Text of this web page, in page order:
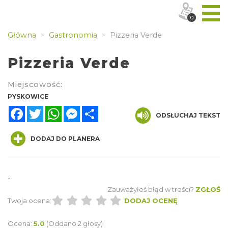
Główna Gastronomia Pizzeria Verde
Pizzeria Verde
Miejscowość:
PYSKOWICE
FacebookTwitterWhatsAppMessenger
ODSŁUCHAJ TEKST
DODAJ DO PLANERA
-
Zauważyłeś błąd w treści? ZGŁOŚ
Twoja ocena:
DODAJ OCENĘ
Ocena: 5.0 (Oddano 2 głosy)
0